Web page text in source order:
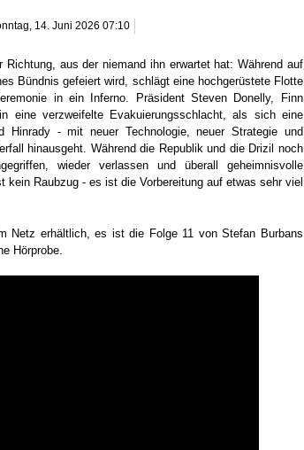
14. Juni 2026 07:10
aus der niemand ihn erwartet hat: Während auf
Bündnis gefeiert wird, schlägt eine hochgerüstete Flotte
in ein Inferno. Präsident Steven Donelly, Finn
eine verzweifelte Evakuierungsschlacht, als sich eine
Hinrady - mit neuer Technologie, neuer Strategie und
hinausgeht. Während die Republik und die Drizil noch
wieder verlassen und überall geheimnisvolle
kein Raubzug - es ist die Vorbereitung auf etwas sehr viel
Netz erhältlich, es ist die Folge 11 von Stefan Burbans
Hörprobe.